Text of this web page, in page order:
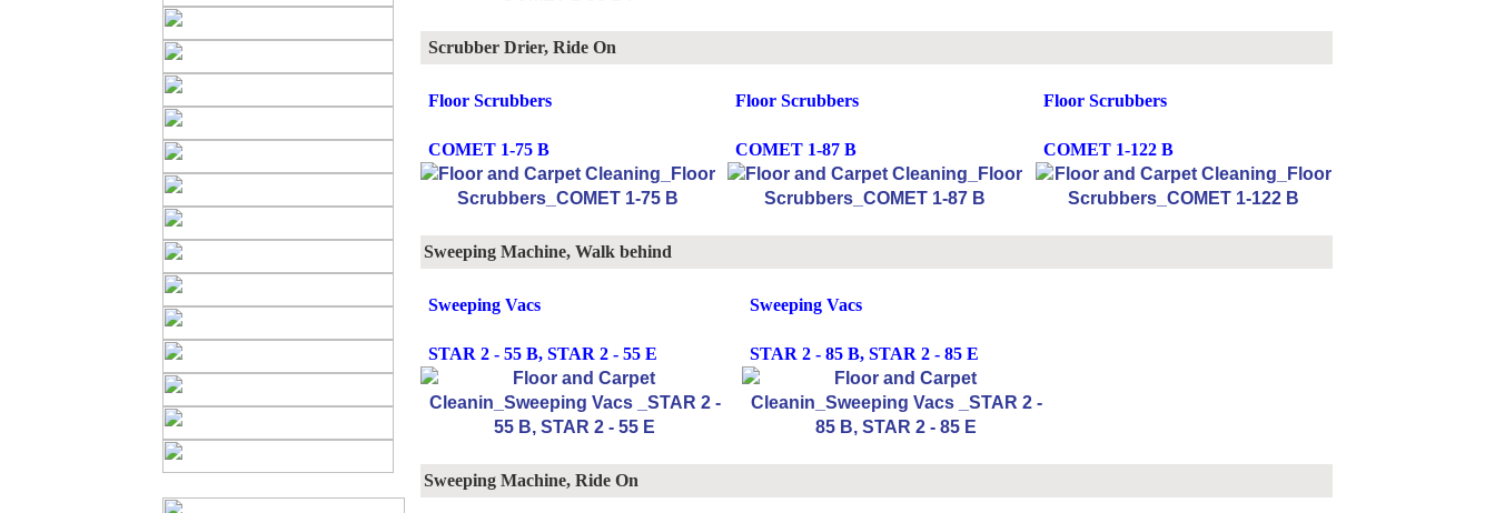
Scrubber Drier, Ride On
Floor Scrubbers Floor Scrubbers Floor Scrubbers
COMET 1-75 B COMET 1-87 B COMET 1-122 B
Sweeping Machine, Walk behind
Sweeping Vacs Sweeping Vacs
STAR 2 - 55 B, STAR 2 - 55 E STAR 2 - 85 B, STAR 2 - 85 E
Sweeping Machine, Ride On